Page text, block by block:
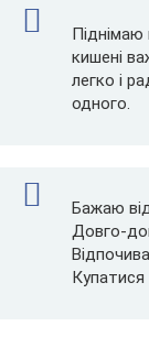
Піднімаю
кишені
легко і
одного.
Бажаю
Довго-
Купатися